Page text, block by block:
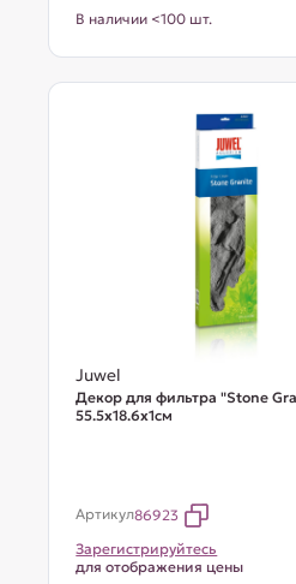
В наличии <100 шт.
Juwel
Декор для фильтра "Stone
55.5х18.6х1см
Артикул86923
Зарегистрируйтесь
для отображения цены